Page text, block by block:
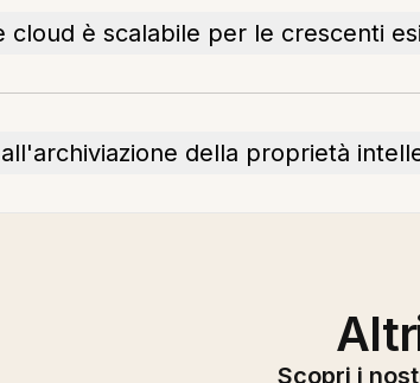
cloud è scalabile per le crescenti
della proprietà
Scopri i